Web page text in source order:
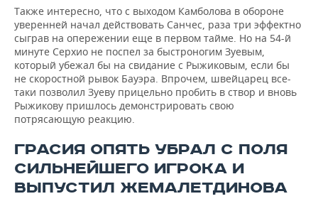
Также интересно, что с выходом Камболова в обороне
уверенней начал действовать Санчес, раза три эффектно
сыграв на опережении еще в первом тайме. Но на 54-й
минуте Серхио не поспел за быстроногим Зуевым,
который убежал бы на свидание с Рыжиковым, если бы
не скоростной рывок Бауэра. Впрочем, швейцарец все-
таки позволил Зуеву прицельно пробить в створ и вновь
Рыжикову пришлось демонстрировать свою
потрясающую реакцию.
ГРАСИЯ ОПЯТЬ УБРАЛ С ПОЛЯ
СИЛЬНЕЙШЕГО ИГРОКА И
ВЫПУСТИЛ ЖЕМАЛЕТДИНОВА